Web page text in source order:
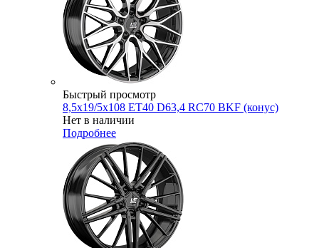
Быстрый просмотр
8,5x19/5x108 ET40 D63,4 RC70 BKF (конус)
Нет в наличии
Подробнее